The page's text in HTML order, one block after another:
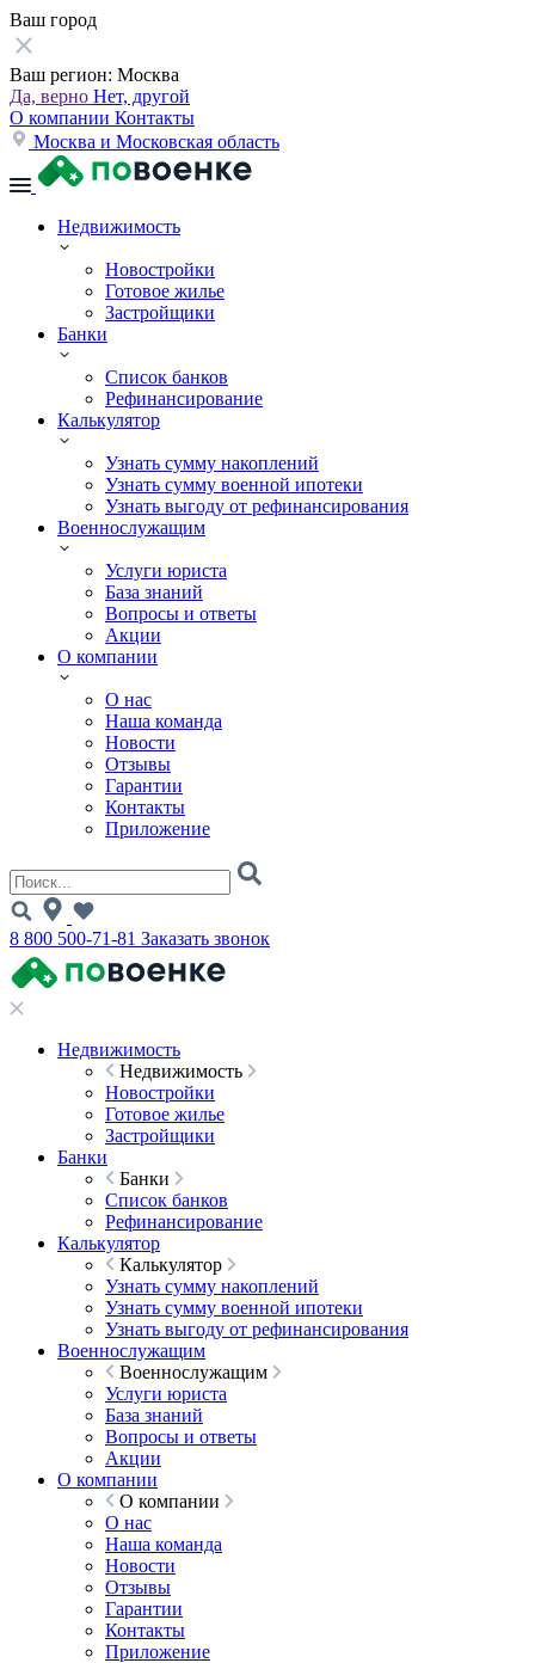
Ваш город
Ваш регион: Москва
Да, верно Нет, другой
О компании Контакты
Москва и Московская область
Недвижимость
Новостройки
Готовое жилье
Застройщики
Банки
Список банков
Рефинансирование
Калькулятор
Узнать сумму накоплений
Узнать сумму военной ипотеки
Узнать выгоду от рефинансирования
Военнослужащим
Услуги юриста
База знаний
Вопросы и ответы
Акции
О компании
О нас
Наша команда
Новости
Отзывы
Гарантии
Контакты
Приложение
8 800 500-71-81 Заказать звонок
Недвижимость
Недвижимость
Новостройки
Готовое жилье
Застройщики
Банки
Банки
Список банков
Рефинансирование
Калькулятор
Калькулятор
Узнать сумму накоплений
Узнать сумму военной ипотеки
Узнать выгоду от рефинансирования
Военнослужащим
Военнослужащим
Услуги юриста
База знаний
Вопросы и ответы
Акции
О компании
О компании
О нас
Наша команда
Новости
Отзывы
Гарантии
Контакты
Приложение